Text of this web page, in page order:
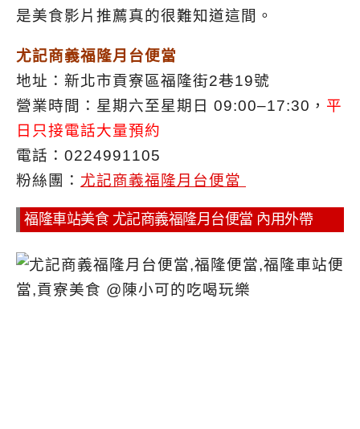
是美食影片推薦真的很難知道這間。
尤記商義福隆月台便當
地址：新北市貢寮區福隆街2巷19號
營業時間：星期六至星期日 09:00–17:30， 平
日只接電話大量預約
電話：0224991105
粉絲團： 尤記商義福隆月台便當
福隆車站美食 尤記商義福隆月台便當 內用外帶